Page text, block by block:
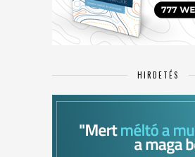
HIRDETÉS